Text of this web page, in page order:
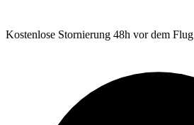
Kostenlose Stornierung 48h vor dem Flug